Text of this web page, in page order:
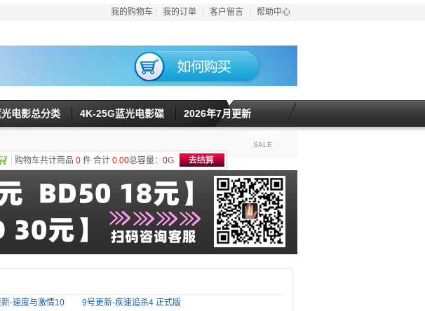
我的购物车 我的订单 客户留言 帮助中心
电影总分类 4K-25G蓝光电影碟 2026年7月更新
SALE
购物车共计商品 0 件 合计 0.00总容量： 0G
-速度与激情10 9号更新-疾速追杀4 正式版